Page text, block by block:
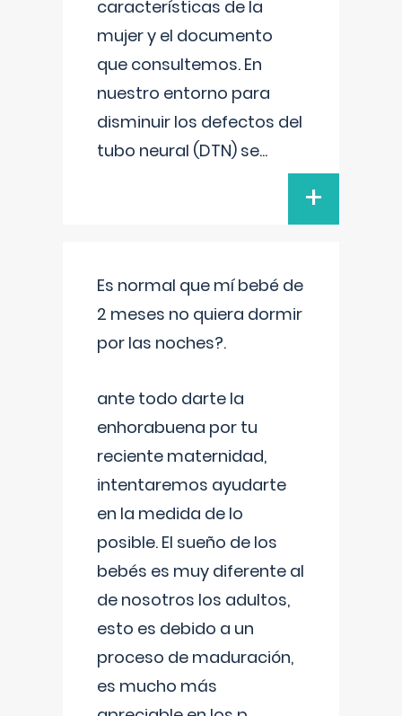
características de la
mujer y el documento
que consultemos. En
nuestro entorno para
disminuir los defectos del
tubo neural (DTN) se...
+
Es normal que mí bebé de
2 meses no quiera dormir
por las noches?.
ante todo darte la
enhorabuena por tu
reciente maternidad,
intentaremos ayudarte
en la medida de lo
posible. El sueño de los
bebés es muy diferente al
de nosotros los adultos,
esto es debido a un
proceso de maduración,
es mucho más